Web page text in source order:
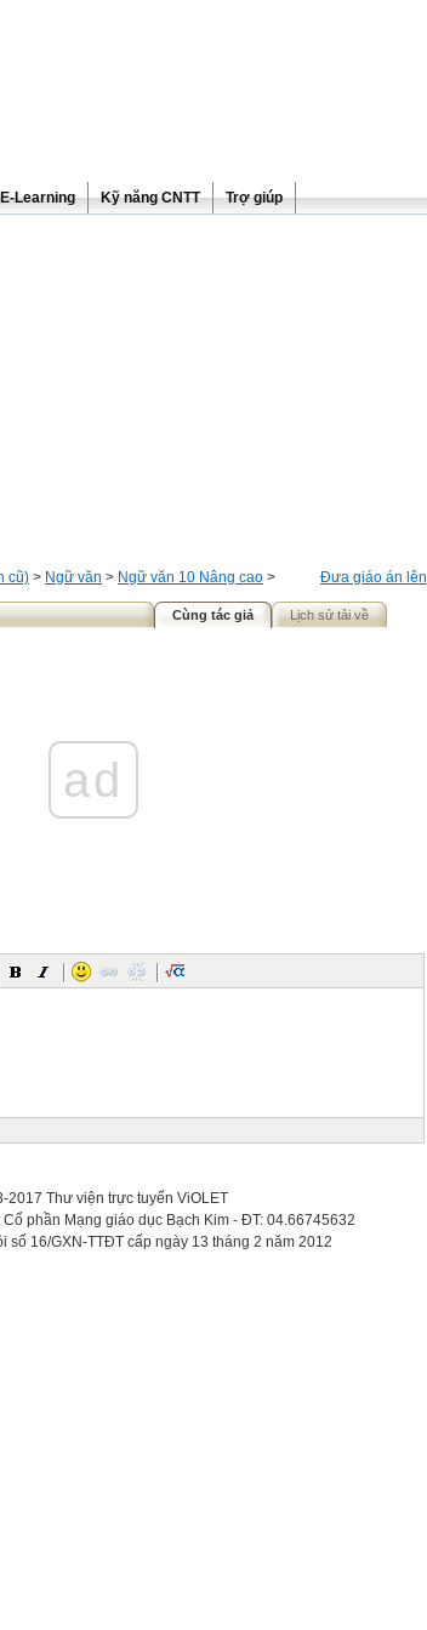
E-Learning Kỹ năng CNTT Trợ giúp
Đưa giáo án lên
cũ) > Ngữ văn > Ngữ văn 10 Nâng cao >
Cùng tác giả Lịch sử tải về
ad
2017 Thư viện trực tuyến ViOLET
phần Mạng giáo dục Bạch Kim - ĐT: 04.66745632
số 16/GXN-TTĐT cấp ngày 13 tháng 2 năm 2012